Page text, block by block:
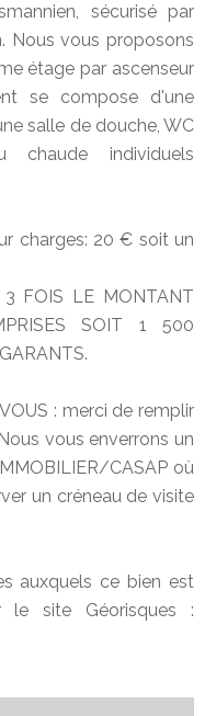
sécurisé par
Nous vous proposons
étage par ascenseur
se compose d'une
salle de douche, WC
chaude individuels
charges: 20 € soit un
3 FOIS LE MONTANT
SOIT 1 500
: merci de remplir
vous enverrons un
CASAP où
un créneau de visite
auxquels ce bien est
le site Géorisques :